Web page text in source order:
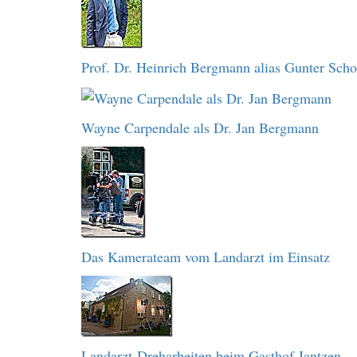
Prof. Dr. Heinrich Bergmann alias Gunter
Wayne Carpendale als Dr. Jan Bergmann
Das Kamerateam vom Landarzt im Einsatz